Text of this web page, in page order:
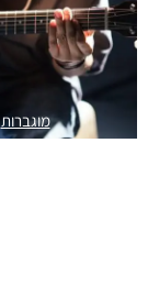
מוגברות